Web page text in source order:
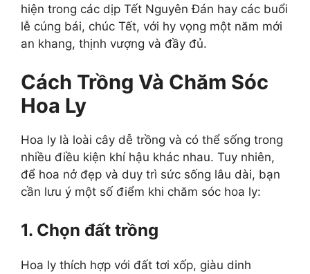
hiện trong các dịp Tết Nguyên Đán hay các buổi
lễ cúng bái, chúc Tết, với hy vọng một năm mới
an khang, thịnh vượng và đầy đủ.
Cách Trồng Và Chăm Sóc
Hoa Ly
Hoa ly là loài cây dễ trồng và có thể sống trong
nhiều điều kiện khí hậu khác nhau. Tuy nhiên,
để hoa nở đẹp và duy trì sức sống lâu dài, bạn
cần lưu ý một số điểm khi chăm sóc hoa ly:
1. Chọn đất trồng
Hoa ly thích hợp với đất tơi xốp, giàu dinh